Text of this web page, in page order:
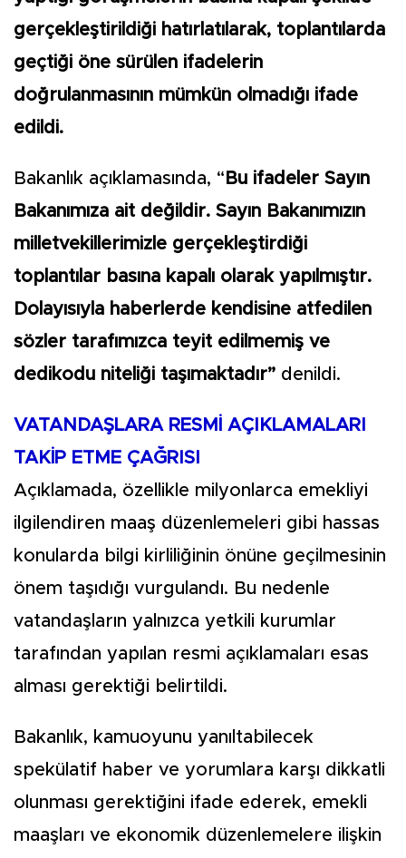
gerçekleştirildiği hatırlatılarak, toplantılarda
geçtiği öne sürülen ifadelerin
doğrulanmasının mümkün olmadığı ifade
edildi.
Bakanlık açıklamasında, “ Bu ifadeler Sayın
Bakanımıza ait değildir. Sayın Bakanımızın
milletvekillerimizle gerçekleştirdiği
toplantılar basına kapalı olarak yapılmıştır.
Dolayısıyla haberlerde kendisine atfedilen
sözler tarafımızca teyit edilmemiş ve
dedikodu niteliği taşımaktadır” denildi.
VATANDAŞLARA RESMİ AÇIKLAMALARI
TAKİP ETME ÇAĞRISI
Açıklamada, özellikle milyonlarca emekliyi
ilgilendiren maaş düzenlemeleri gibi hassas
konularda bilgi kirliliğinin önüne geçilmesinin
önem taşıdığı vurgulandı. Bu nedenle
vatandaşların yalnızca yetkili kurumlar
tarafından yapılan resmi açıklamaları esas
alması gerektiği belirtildi.
Bakanlık, kamuoyunu yanıltabilecek
spekülatif haber ve yorumlara karşı dikkatli
olunması gerektiğini ifade ederek, emekli
maaşları ve ekonomik düzenlemelere ilişkin